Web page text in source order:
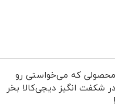
محصولی که می‌خواستی رو
در شکفت انگیز دیجی‌کالا بخر
!